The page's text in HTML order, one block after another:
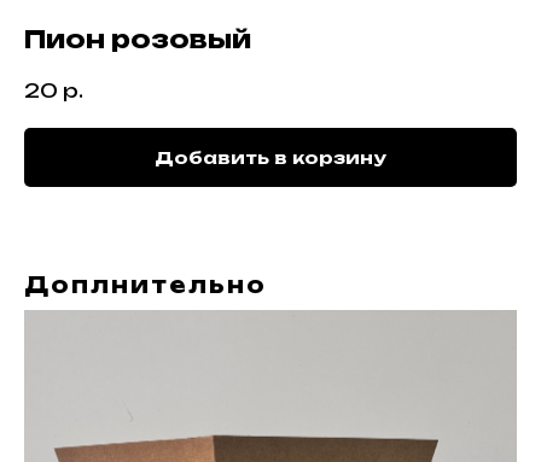
Пион розовый
20 р.
Добавить в корзину
Доплнительно